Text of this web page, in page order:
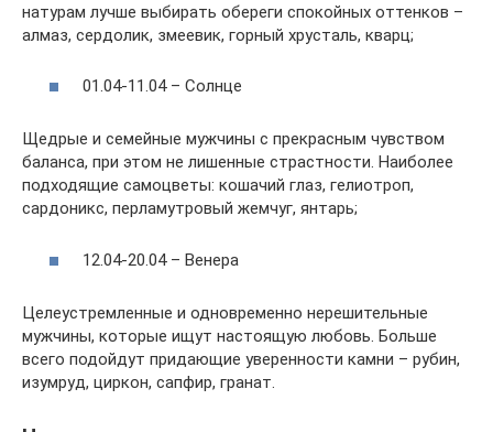
натурам лучше выбирать обереги спокойных оттенков –
алмаз, сердолик, змеевик, горный хрусталь, кварц;
01.04-11.04 – Солнце
Щедрые и семейные мужчины с прекрасным чувством
баланса, при этом не лишенные страстности. Наиболее
подходящие самоцветы: кошачий глаз, гелиотроп,
сардоникс, перламутровый жемчуг, янтарь;
12.04-20.04 – Венера
Целеустремленные и одновременно нерешительные
мужчины, которые ищут настоящую любовь. Больше
всего подойдут придающие уверенности камни – рубин,
изумруд, циркон, сапфир, гранат.